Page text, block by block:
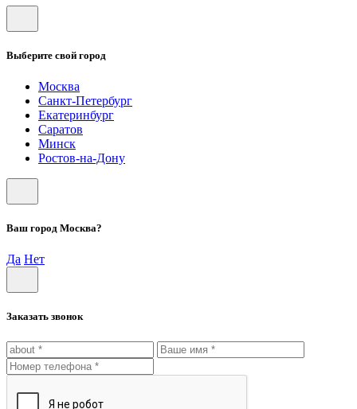
Выберите свой город
Москва
Санкт-Петербург
Екатеринбург
Саратов
Минск
Ростов-на-Дону
Ваш город Москва?
Да Нет
Заказать звонок